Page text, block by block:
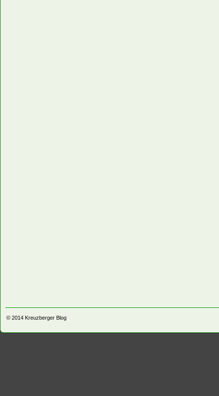
© 2014 Kreuzberger Blog